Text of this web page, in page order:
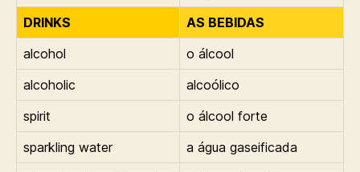
DRINKS
AS BEBIDAS
alcohol
o álcool
alcoholic
alcoólico
spirit
o álcool forte
sparkling water
a água gaseificada